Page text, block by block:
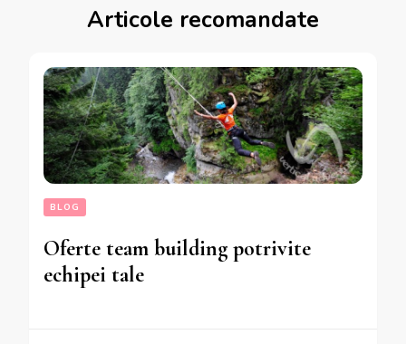
Articole recomandate
BLOG
Oferte team building potrivite
echipei tale